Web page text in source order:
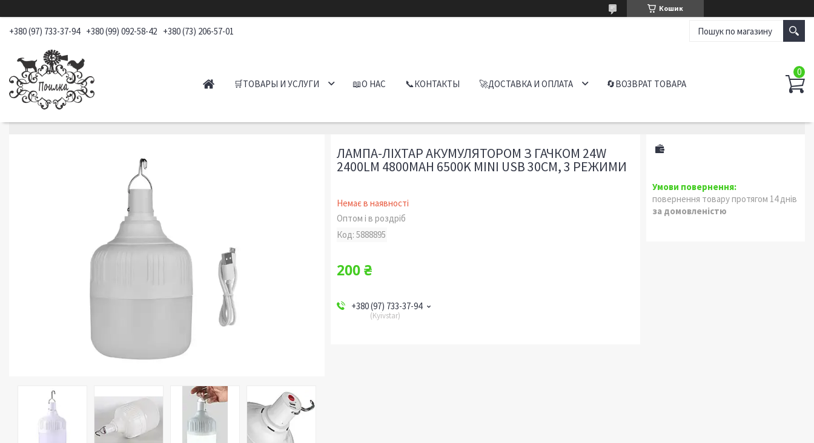
Кошик
+380 (97) 733-37-94 +380 (99) 092-58-42 +380 (73) 206-57-01
🛒ТОВАРЫ И УСЛУГИ 📖О НАС 📞КОНТАКТЫ 🚀ДОСТАВКА И ОПЛАТА 🔄ВОЗВРАТ ТОВАРА
ЛАМПА-ЛІХТАР АКУМУЛЯТОРОМ З ГАЧКОМ 24W
2400LM 4800MAH 6500K MINI USB 30СМ, 3 РЕЖИМИ
Немає в наявності
Оптом і в роздріб
Код:5888895
200 ₴
+380 (97) 733-37-94
Kyivstar
повернення товару протягом 14 днів
за домовленістю